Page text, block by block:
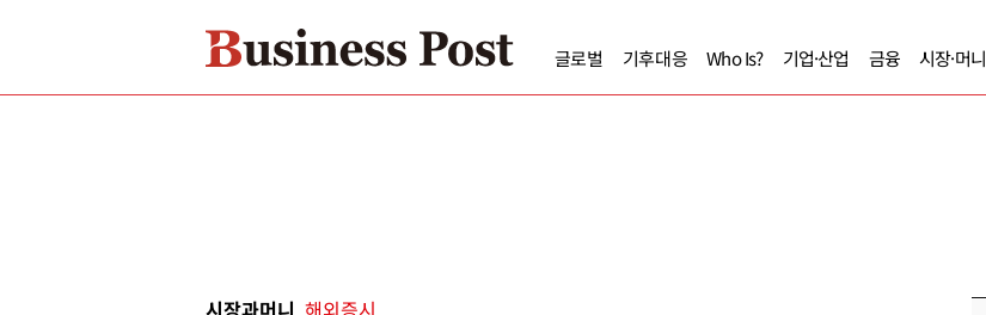
글로벌 기후대응 Who Is? 기업·산업 금융 시장·머니
시장과머니 해외증시